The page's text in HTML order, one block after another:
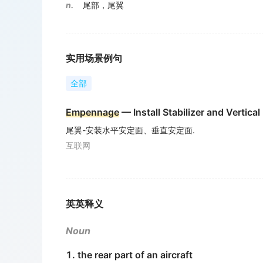
n. 尾部，尾翼
实用场景例句
全部
Empennage — Install Stabilizer and Vertical
尾翼-安装水平安定面、垂直安定面.
互联网
英英释义
Noun
1. the rear part of an aircraft